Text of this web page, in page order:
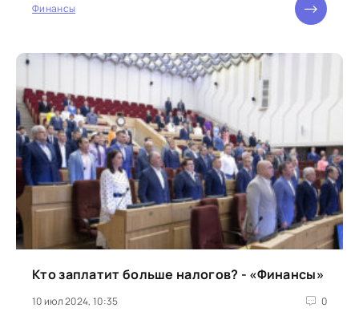
Финансы
Кто заплатит больше налогов? - «Финансы»
10 июл 2024, 10:35 0